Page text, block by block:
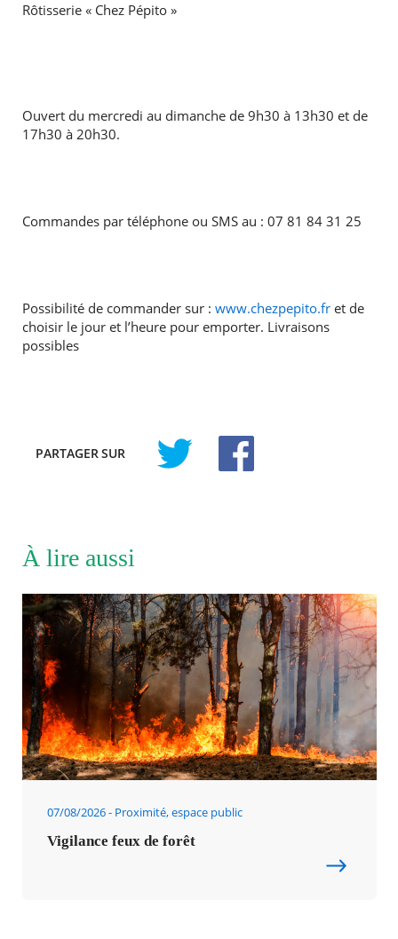
Rôtisserie « Chez Pépito »
Ouvert du mercredi au dimanche de 9h30 à 13h30 et de
17h30 à 20h30.
Commandes par téléphone ou SMS au : 07 81 84 31 25
Possibilité de commander sur : www.chezpepito.fret de
choisir le jour et l’heure pour emporter. Livraisons
possibles
PARTAGERSUR
À lire aussi
07/08/2026 Proximité, espace public
Vigilance feux de forêt